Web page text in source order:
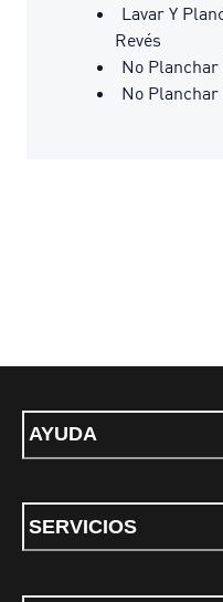
Lavar Y
Revés
No Planchar
No
AYUDA
SERVICIOS